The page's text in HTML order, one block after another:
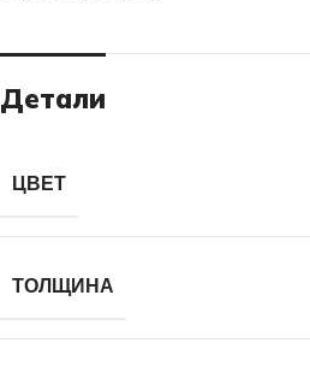
Детали
ЦВЕТ
ТОЛЩИНА